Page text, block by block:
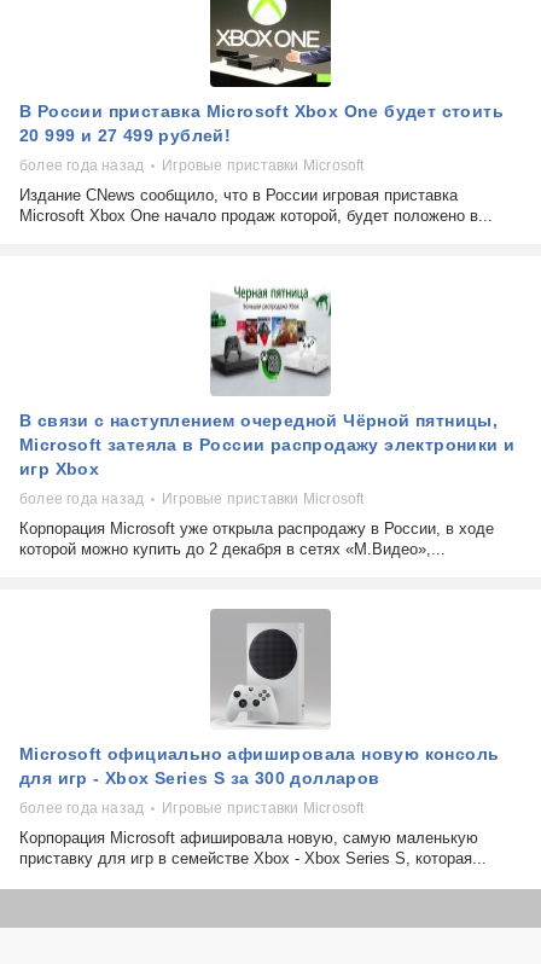
В России приставка Microsoft Xbox One будет стоить
20 999 и 27 499 рублей!
более года назад Игровые приставки Microsoft
Издание CNews сообщило, что в России игровая приставка
Microsoft Xbox One начало продаж которой, будет положено в...
В связи с наступлением очередной Чёрной пятницы,
Microsoft затеяла в России распродажу электроники и
игр Xbox
более года назад Игровые приставки Microsoft
Корпорация Microsoft уже открыла распродажу в России, в ходе
которой можно купить до 2 декабря в сетях «М.Видео»,...
Microsoft официально афишировала новую консоль
для игр - Xbox Series S за 300 долларов
более года назад Игровые приставки Microsoft
Корпорация Microsoft афишировала новую, самую маленькую
приставку для игр в семействе Xbox - Xbox Series S, которая...